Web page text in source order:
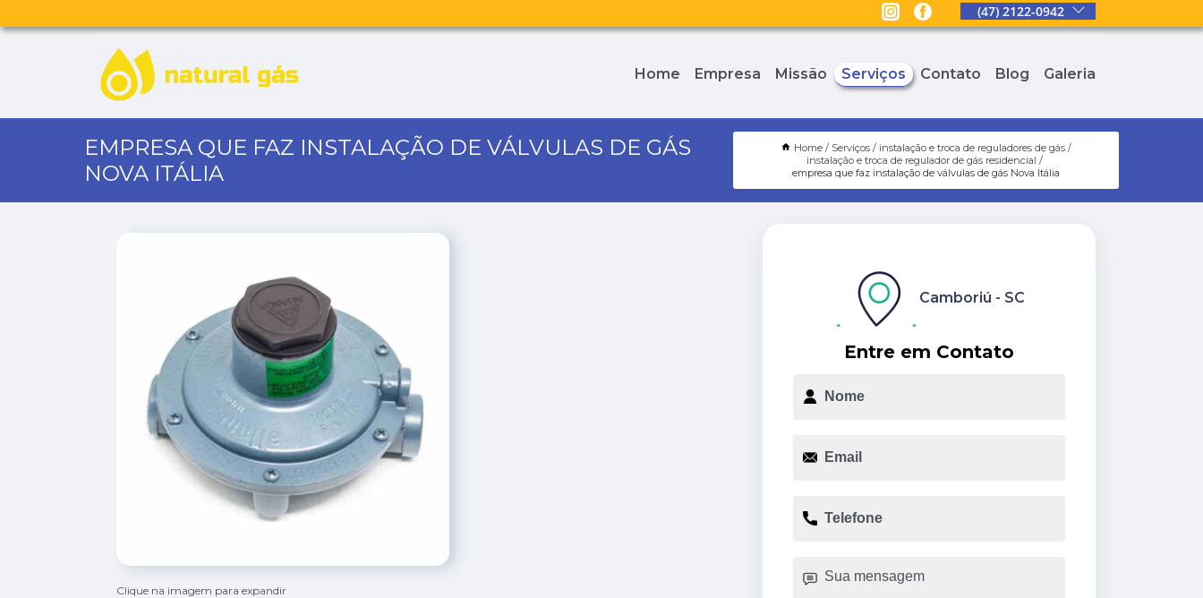
(47) 2122-0942
Home Empresa Missão Serviços Contato Blog Galeria
EMPRESA QUE FAZ INSTALAÇÃO DE VÁLVULAS DE GÁS
NOVA ITÁLIA
Home Serviços
instalação e troca de reguladores de gás
instalação e troca de regulador de gás residencial
empresa que faz instalação de válvulas de gás Nova Itália
Clique na imagem para expandir
Entre em Contato
Camboriú - SC